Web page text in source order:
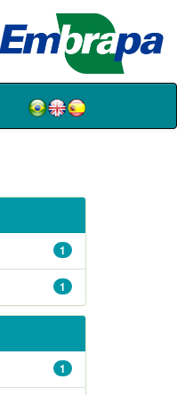
1
1
1